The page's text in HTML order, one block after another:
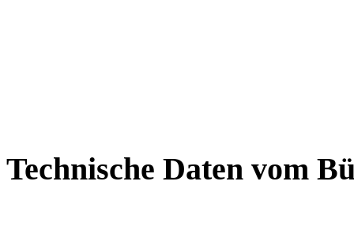
Technische Daten vom